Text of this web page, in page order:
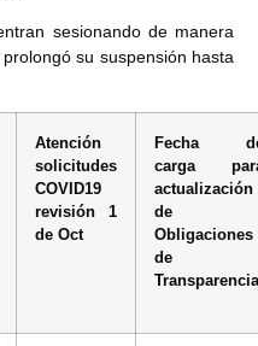
sesionando de manera
su suspensión hasta
Atención
solicitudes
COVID19
revisión 1
de Oct
Fecha
carga
actualización
de
Obligaciones
de